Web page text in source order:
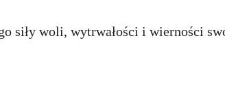
siły woli, wytrwałości i wierności